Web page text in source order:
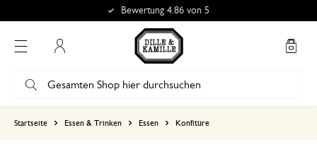
Bewertung 4.86 von 5
Startseite Essen & Trinken Essen Konfitüre